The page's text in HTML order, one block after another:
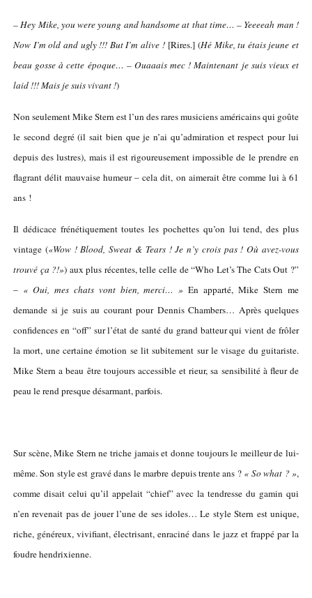
– Hey Mike, you were young and handsome at that time… – Yeeeeah man !
Now I’m old and ugly !!! But I’m alive ! [Rires.] (Hé Mike, tu étais jeune et
beau gosse à cette époque… – Ouaaais mec ! Maintenant je suis vieux et
laid !!! Mais je suis vivant !)
Non seulement Mike Stern est l’un des rares musiciens américains qui goûte
le second degré (il sait bien que je n’ai qu’admiration et respect pour lui
depuis des lustres), mais il est rigoureusement impossible de le prendre en
flagrant délit mauvaise humeur – cela dit, on aimerait être comme lui à 61
ans !
Il dédicace frénétiquement toutes les pochettes qu’on lui tend, des plus
vintage («Wow ! Blood, Sweat & Tears ! Je n’y crois pas ! Où avez-vous
trouvé ça ?!») aux plus récentes, telle celle de “Who Let’s The Cats Out ?”
– « Oui, mes chats vont bien, merci… »En apparté, Mike Stern me
demande si je suis au courant pour Dennis Chambers… Après quelques
confidences en “off” sur l’état de santé du grand batteur qui vient de frôler
la mort, une certaine émotion se lit subitement sur le visage du guitariste.
Mike Stern a beau être toujours accessible et rieur, sa sensibilité à fleur de
peau le rend presque désarmant, parfois.
Sur scène, Mike Stern ne triche jamais et donne toujours le meilleur de lui-
même. Son style est gravé dans le marbre depuis trente ans ? « So what ? »,
comme disait celui qu’il appelait “chief” avec la tendresse du gamin qui
n’en revenait pas de jouer l’une de ses idoles… Le style Stern est unique,
riche, généreux, vivifiant, électrisant, enraciné dans le jazz et frappé par la
foudre hendrixienne.